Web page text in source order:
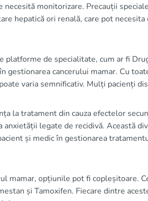
necesită monitorizare. Precauții
hepatică ori renală, care pot
platforme de specialitate, cum ar fi
gestionarea cancerului mamar. Cu
varia semnificativ. Mulți pacienți
la tratament din cauza efectelor
legate de recidivă. Această
și medic în gestionarea
mamar, opțiunile pot fi copleșitoare.
și Tamoxifen. Fiecare dintre